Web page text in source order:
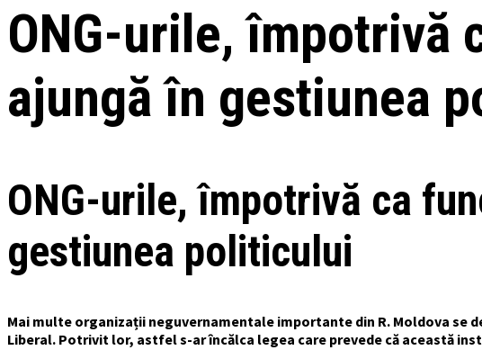
ONG-urile, împotrivă
ajungă în gestiunea
ONG-urile, împotrivă ca
gestiunea politicului
Mai multe organizații neguvernamentale importante din R. Moldova se
Liberal. Potrivit lor, astfel s-ar încălca legea care prevede că această